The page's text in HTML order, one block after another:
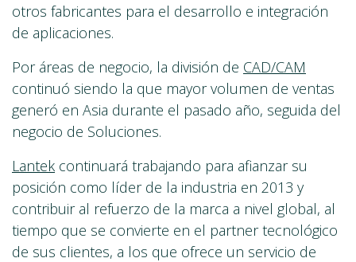
otros fabricantes para el desarrollo e integración
de aplicaciones.
Por áreas de negocio, la división de CAD/CAM
continuó siendo la que mayor volumen de ventas
generó en Asia durante el pasado año, seguida del
negocio de Soluciones.
Lantek continuará trabajando para afianzar su
posición como líder de la industria en 2013 y
contribuir al refuerzo de la marca a nivel global, al
tiempo que se convierte en el partner tecnológico
de sus clientes, a los que ofrece un servicio de